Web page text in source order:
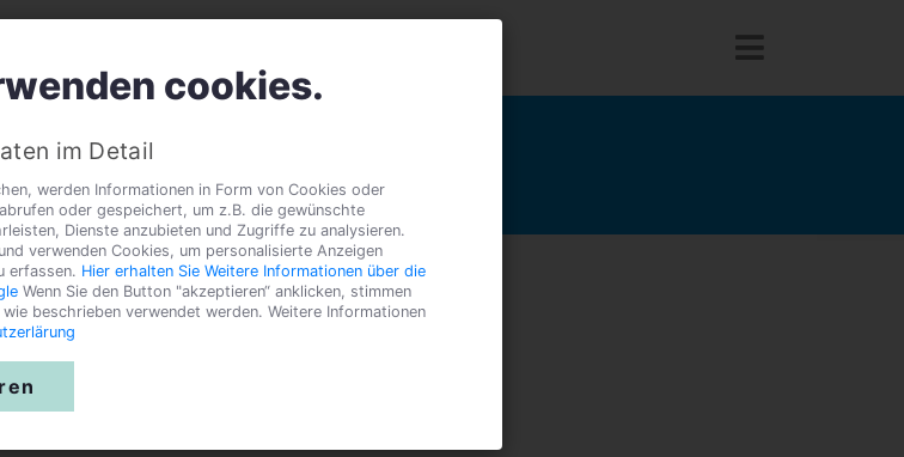
Mischlingshunden. Es
beschrieben.
cookies.
im Detail
werden Informationen in Form von Cookies oder
oder gespeichert, um z.B. die gewünschte
Dienste anzubieten und Zugriffe zu analysieren.
verwenden Cookies, um personalisierte Anzeigen
erfassen. Hier erhalten Sie Weitere Informationen über die
Wenn Sie den Button "akzeptieren“ anklicken, stimmen
beschrieben verwendet werden. Weitere Informationen